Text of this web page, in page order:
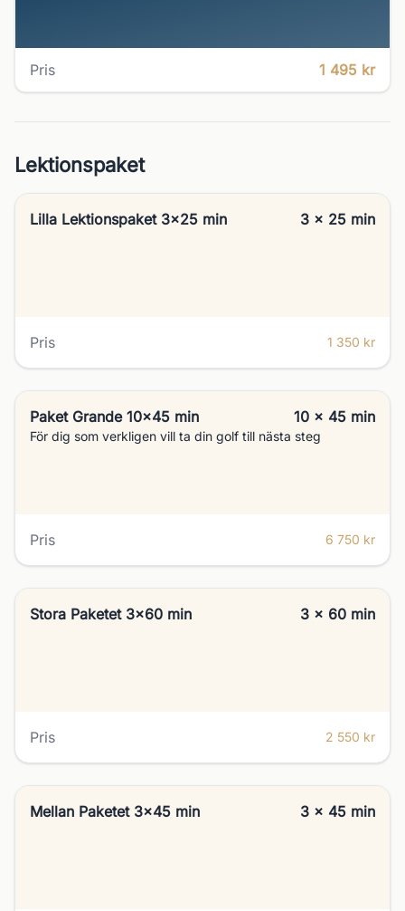
Pris 1 495 kr
Lektionspaket
Lilla Lektionspaket 3x25 min 3 x 25 min
Pris 1 350 kr
Paket Grande 10x45 min 10 x 45 min
För dig som verkligen vill ta din golf till nästa steg
Pris 6 750 kr
Stora Paketet 3x60 min 3 x 60 min
Pris 2 550 kr
Mellan Paketet 3x45 min 3 x 45 min